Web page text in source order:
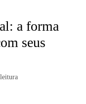
a forma
seus